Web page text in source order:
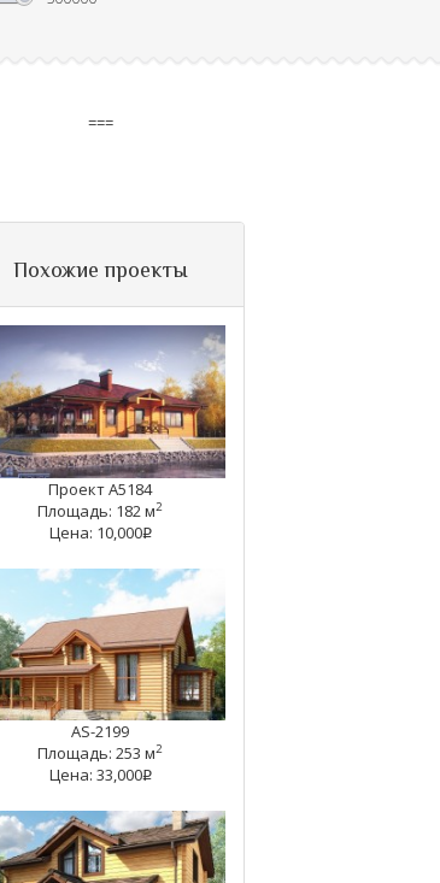
===
Похожие проекты
Проект А5184
Площадь: 182 м2
Цена: 10,000q
AS-2199
Площадь: 253 м2
Цена: 33,000q